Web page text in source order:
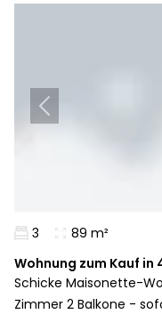
3 89 m²
Wohnung zum Kauf in
Schicke Maisonette-
Zimmer 2 Balkone -